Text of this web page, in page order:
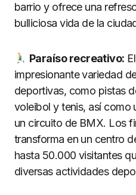
barrio y ofrece una
bulliciosa vida de la
Paraíso recreativo:
impresionante variedad
deportivas, como pistas
voleibol y tenis, así como
un circuito de BMX. Los
transforma en un centro
hasta 50.000 visitantes
diversas actividades